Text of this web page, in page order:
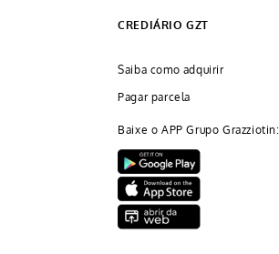
CREDIÁRIO GZT
Saiba como adquirir
Pagar parcela
Baixe o APP Grupo Grazziotin: